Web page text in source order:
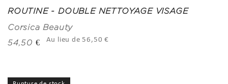
ROUTINE - DOUBLE NETTOYAGE VISAGE
Corsica Beauty
54,50 €
Au lieu de 56,50 €